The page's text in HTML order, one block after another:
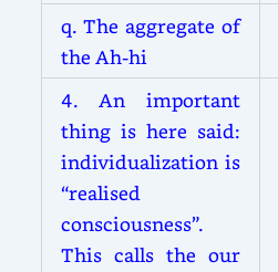
q. The aggregate of
the Ah-hi
4. An important
thing is here said:
individualization is
“realised
consciousness”.
This calls the our